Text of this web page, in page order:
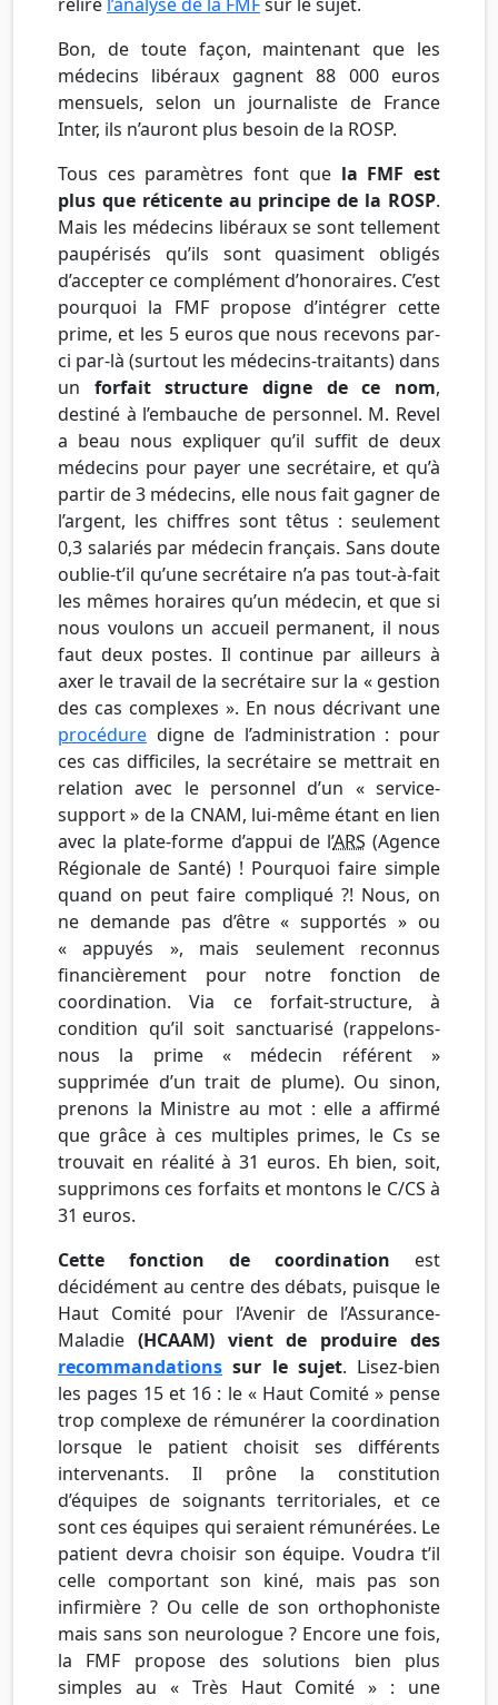
Bon, de toute façon, maintenant que les
médecins libéraux gagnent 88 000 euros
mensuels, selon un journaliste de France
Inter, ils n’auront plus besoin de la ROSP.
Tous ces paramètres font que la FMF est
plus que réticente au principe de la ROSP.
Mais les médecins libéraux se sont tellement
paupérisés qu’ils sont quasiment obligés
d’accepter ce complément d’honoraires. C’est
pourquoi la FMF propose d’intégrer cette
prime, et les 5 euros que nous recevons par-
ci par-là (surtout les médecins-traitants) dans
un forfait structure digne de ce nom,
destiné à l’embauche de personnel. M. Revel
a beau nous expliquer qu’il suffit de deux
médecins pour payer une secrétaire, et qu’à
partir de 3 médecins, elle nous fait gagner de
l’argent, les chiffres sont têtus : seulement
0,3 salariés par médecin français. Sans doute
oublie-t’il qu’une secrétaire n’a pas tout-à-fait
les mêmes horaires qu’un médecin, et que si
nous voulons un accueil permanent, il nous
faut deux postes. Il continue par ailleurs à
axer le travail de la secrétaire sur la « gestion
des cas complexes ». En nous décrivant une
procédure digne de l’administration : pour
ces cas difficiles, la secrétaire se mettrait en
relation avec le personnel d’un « service-
support » de la CNAM, lui-même étant en lien
avec la plate-forme d’appui de l’ARS (Agence
Régionale de Santé) ! Pourquoi faire simple
quand on peut faire compliqué ?! Nous, on
ne demande pas d’être « supportés » ou
« appuyés », mais seulement reconnus
financièrement pour notre fonction de
coordination. Via ce forfait-structure, à
condition qu’il soit sanctuarisé (rappelons-
nous la prime « médecin référent »
supprimée d’un trait de plume). Ou sinon,
prenons la Ministre au mot : elle a affirmé
que grâce à ces multiples primes, le Cs se
trouvait en réalité à 31 euros. Eh bien, soit,
supprimons ces forfaits et montons le C/CS à
31 euros.
Cette fonction de coordination est
décidément au centre des débats, puisque le
Haut Comité pour l’Avenir de l’Assurance-
Maladie (HCAAM) vient de produire des
recommandations sur le sujet. Lisez-bien
les pages 15 et 16 : le « Haut Comité » pense
trop complexe de rémunérer la coordination
lorsque le patient choisit ses différents
intervenants. Il prône la constitution
d’équipes de soignants territoriales, et ce
sont ces équipes qui seraient rémunérées. Le
patient devra choisir son équipe. Voudra t’il
celle comportant son kiné, mais pas son
infirmière ? Ou celle de son orthophoniste
mais sans son neurologue ? Encore une fois,
la FMF propose des solutions bien plus
simples au « Très Haut Comité » : une